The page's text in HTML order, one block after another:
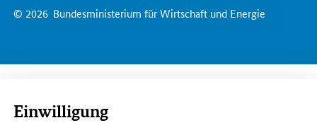
© 2026 Bundesministerium für Wirtschaft und Energie
Einwilligung